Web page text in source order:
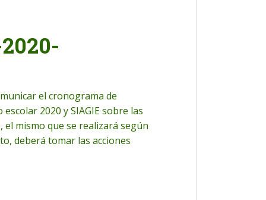
el cronograma de
2020 y SIAGIE sobre las
el mismo que se realizará según
deberá tomar las acciones